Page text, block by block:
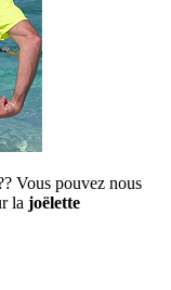
Vous pouvez nous
la joëlette